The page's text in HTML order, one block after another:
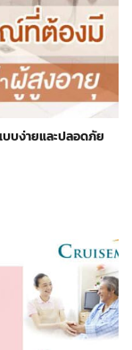
บง่ายและปลอดภัย